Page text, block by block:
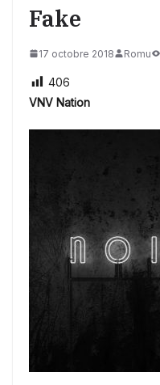
Fake
17 octobre 2018 Romu
406
VNV Nation